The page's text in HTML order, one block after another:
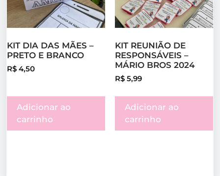
KIT DIA DAS MÃES –
PRETO E BRANCO
R$ 4,50
Adicionar ao
carrinho
KIT REUNIÃO DE
RESPONSÁVEIS –
MÁRIO BROS 2024
R$ 5,99
Adicionar ao
carrinho